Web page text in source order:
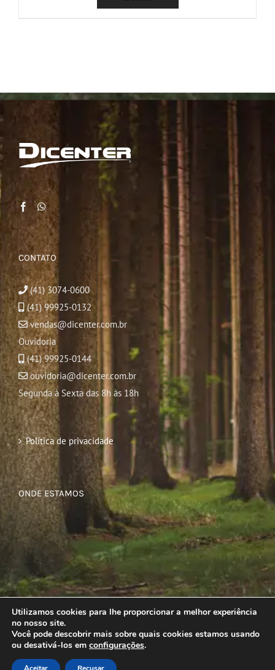
CONTATO
(41) 3074-0600
(41) 99925-0132
vendas@dicenter.com.br
Ouvidoria
(41) 99925-0144
ouvidoria@dicenter.com.br
Segunda à Sexta das 8h às 18h
Política de privacidade
ONDE ESTAMOS
Utilizamos cookies para lhe proporcionar a melhor experiência
no nosso site.
Você pode descobrir mais sobre quais cookies estamos usando
ou desativá-los em configurações.